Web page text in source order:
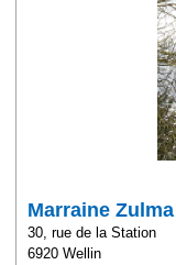
Marraine Zulma
30, rue de la Station
6920 Wellin